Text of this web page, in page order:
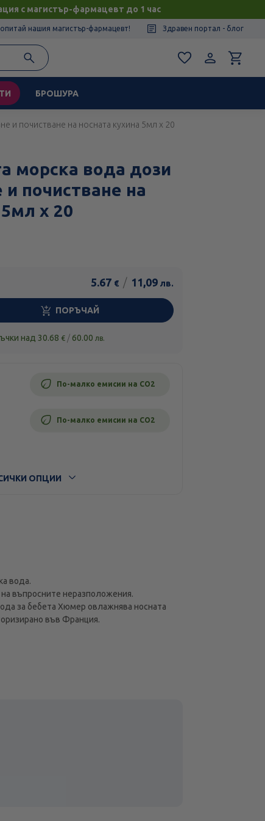
с магистър-фармацевт до 1 час
нашия магистър-фармацевт! Здравен портал - блог
БРОШУРА
и почистване на носната кухина 5мл х 20
морска вода дози
почистване на
х 20
5.67 € / 11,09 лв.
ПОРЪЧАЙ
над 30.68 € / 60.00 лв.
По-малко емисии на CO2
По-малко емисии на CO2
ОПЦИИ
вода.
въпросните неразположения.
за бебета Хюмер овлажнява носната
във Франция.